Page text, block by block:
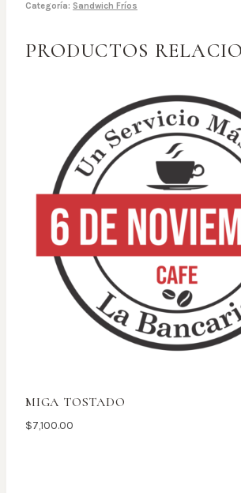
Categoría: Sandwich Fríos
PRODUCTOS
MIGA TOSTADO
$7,100.00